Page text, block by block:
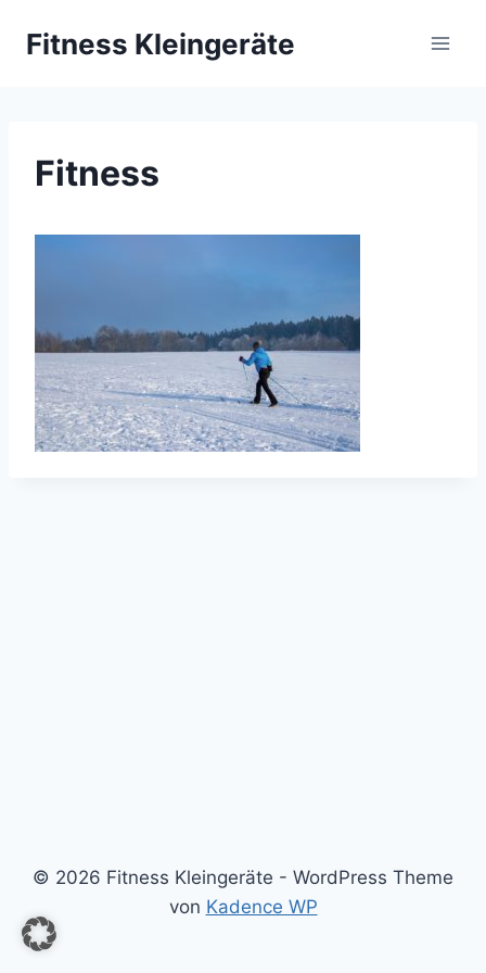
InhaltFitness Kleingeräte
Fitness
© 2026 Fitness Kleingeräte - WordPress Theme
von Kadence WP